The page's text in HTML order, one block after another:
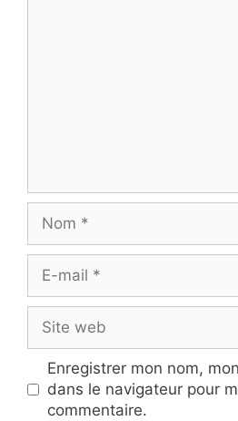
mail
web
Enregistrer mon nom,
dans le navigateur pour
commentaire.